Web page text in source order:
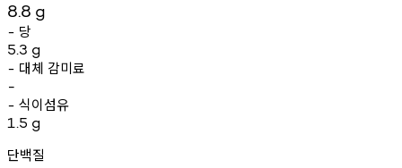
8.8 g
- 당
5.3 g
- 대체 감미료
-
- 식이섬유
1.5 g
단백질